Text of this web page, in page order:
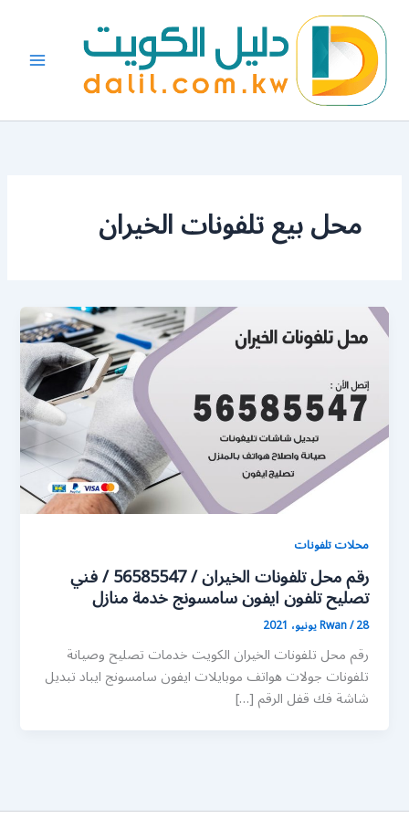
المحتوى
محل بيع تلفونات الخيران
محلات تلفونات
رقم محل تلفونات الخيران / 56585547 / فني
تصليح تلفون ايفون سامسونج خدمة منازل
Rwan/28 يونيو، 2021
رقم محل تلفونات الخيران الكويت خدمات تصليح وصيانة
تلفونات جولات هواتف موبايلات ايفون سامسونج ايباد تبديل
شاشة فك قفل الرقم […]